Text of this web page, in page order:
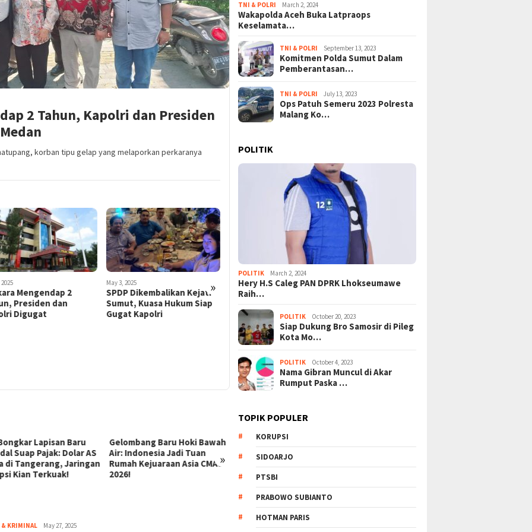
2 Tahun, Kapolri dan Presiden
korban tipu gelap yang melaporkan perkaranya
»
Dikembalikan Kejati
Kuasa Hukum Siap
Kapolri
March 8, 2025
Usaha Laundry Dijadikan
Kantor, PT. Haeven Infra
Struktur Sabet Proyek 9
Milyar
»
Baru Hoki Bawah
Jadi Tuan
Kejuaraan Asia CMAS
Revolusi Gizi Anak Bangsa:
Menguak Dampak Positif
Program Makan Bergizi Gratis
di Sekolah
Pertarungan Udara Lawan
Amukan Api: BNPB Kerahkan
Helikopter dan Drone
Jinakkan Kobaran Bromo
& KRIMINAL Redaksi
May 27, 2025
TNI & POLRI March 2, 2024
Wakapolda Aceh Buka Latpraops
Keselamata…
TNI & POLRI September 13, 2023
Komitmen Polda Sumut Dalam
Pemberantasan…
TNI & POLRI July 13, 2023
Ops Patuh Semeru 2023 Polresta
Malang Ko…
POLITIK
POLITIK March 2, 2024
Hery H.S Caleg PAN DPRK Lhokseumawe
Raih…
POLITIK October 20, 2023
Siap Dukung Bro Samosir di Pileg
Kota Mo…
POLITIK October 4, 2023
Nama Gibran Muncul di Akar
Rumput Paska …
TOPIK POPULER
KORUPSI
SIDOARJO
PTSBI
PRABOWO SUBIANTO
HOTMAN PARIS